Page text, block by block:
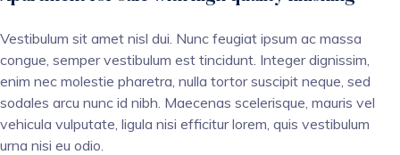
Vestibulum sit amet nisl dui. Nunc feugiat ipsum ac massa
congue, semper vestibulum est tincidunt. Integer dignissim,
enim nec molestie pharetra, nulla tortor suscipit neque, sed
sodales arcu nunc id nibh. Maecenas scelerisque, mauris vel
vehicula vulputate, ligula nisi efficitur lorem, quis vestibulum
urna nisi eu odio.